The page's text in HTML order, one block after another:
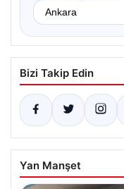
Bizi Takip Edin
Yan Manşet